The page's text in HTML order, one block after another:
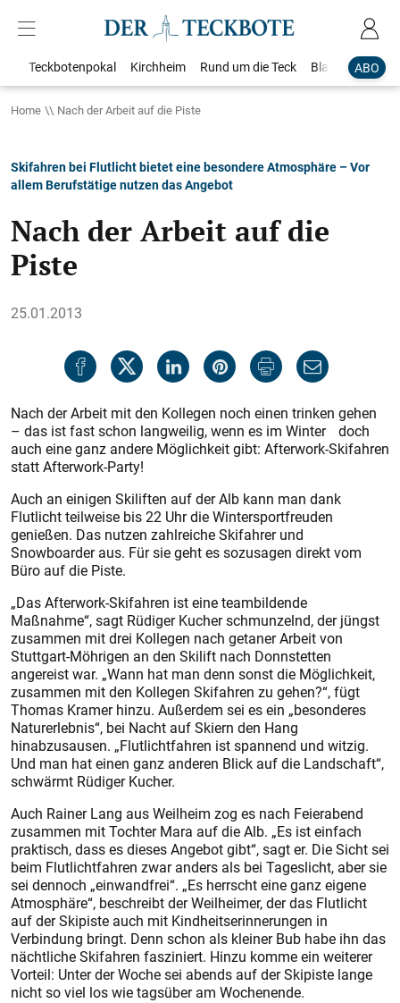
ABO
Teckbotenpokal Kirchheim Rund um die Teck Blaulicht
Home Nach der Arbeit auf die Piste
Skifahren bei Flutlicht bietet eine besondere Atmosphäre – Vor
allem Berufstätige nutzen das Angebot
Nach der Arbeit auf die
Piste
25.01.2013
Nach der Arbeit mit den Kollegen noch einen trinken gehen
– das ist fast schon langweilig, wenn es im Winter doch
auch eine ganz andere Möglichkeit gibt: Afterwork-Skifahren
statt Afterwork-Party!
Auch an einigen Skiliften auf der Alb kann man dank
Flutlicht teilweise bis 22 Uhr die Wintersportfreuden
genießen. Das nutzen zahlreiche Skifahrer und
Snowboarder aus. Für sie geht es sozusagen direkt vom
Büro auf die Piste.
„Das Afterwork-Skifahren ist eine teambildende
Maßnahme“, sagt Rüdiger Kucher schmunzelnd, der jüngst
zusammen mit drei Kollegen nach getaner Ar­beit von
Stuttgart-Möhrigen an den Skilift nach Donn­stetten
angereist war. „Wann hat man denn sonst die Möglichkeit,
zusammen mit den Kollegen Skifahren zu gehen?“, fügt
Thomas Kramer hinzu. Außerdem sei es ein „besonderes
Naturerlebnis“, bei Nacht auf Skiern den Hang
hinabzusausen. „Flutlichtfahren ist spannend und witzig.
Und man hat einen ganz anderen Blick auf die Landschaft“,
schwärmt Rüdiger Kucher.
Auch Rainer Lang aus Weilheim zog es nach Feierabend
zusammen mit Toch­ter Mara auf die Alb. „Es ist einfach
praktisch, dass es dieses Angebot gibt“, sagt er. Die Sicht sei
beim Flutlichtfahren zwar anders als bei Tageslicht, aber sie
sei dennoch „einwandfrei“. „Es herrscht eine ganz eigene
Atmosphäre“, beschreibt der Weilheimer, der das Flutlicht
auf der Skipiste auch mit Kindheitserinnerungen in
Verbindung bringt. Denn schon als kleiner Bub habe ihn das
nächtliche Skifahren fasziniert. Hinzu komme ein weiterer
Vorteil: Unter der Woche sei abends auf der Skipiste lange
nicht so viel los wie tagsüber am Wochenende.